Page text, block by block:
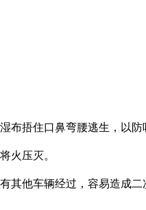
捂住口鼻弯腰逃生，以防
火压灭。
其他车辆经过，容易造成